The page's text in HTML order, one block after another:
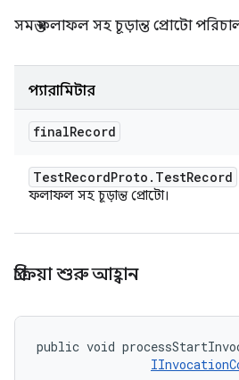
সমস্ত ফলাফল সহ চূড়ান্ত প্রোটো
প্যারামিটার
finalRecord
TestRecordProto . TestRecord
ফলাফল সহ চূড়ান্ত প্রোটো।
প্রক্রিয়া শুরু আহ্বান
public void